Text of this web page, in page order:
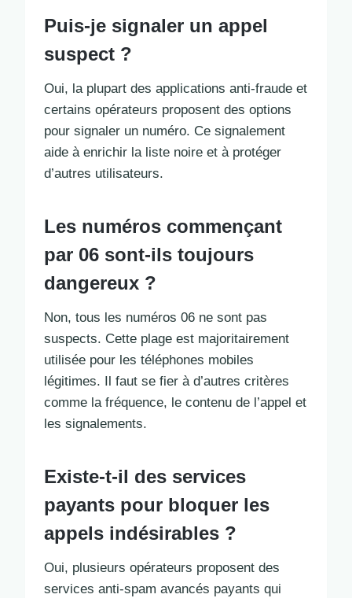
Puis-je signaler un appel
suspect ?
Oui, la plupart des applications anti-fraude et
certains opérateurs proposent des options
pour signaler un numéro. Ce signalement
aide à enrichir la liste noire et à protéger
d’autres utilisateurs.
Les numéros commençant
par 06 sont-ils toujours
dangereux ?
Non, tous les numéros 06 ne sont pas
suspects. Cette plage est majoritairement
utilisée pour les téléphones mobiles
légitimes. Il faut se fier à d’autres critères
comme la fréquence, le contenu de l’appel et
les signalements.
Existe-t-il des services
payants pour bloquer les
appels indésirables ?
Oui, plusieurs opérateurs proposent des
services anti-spam avancés payants qui